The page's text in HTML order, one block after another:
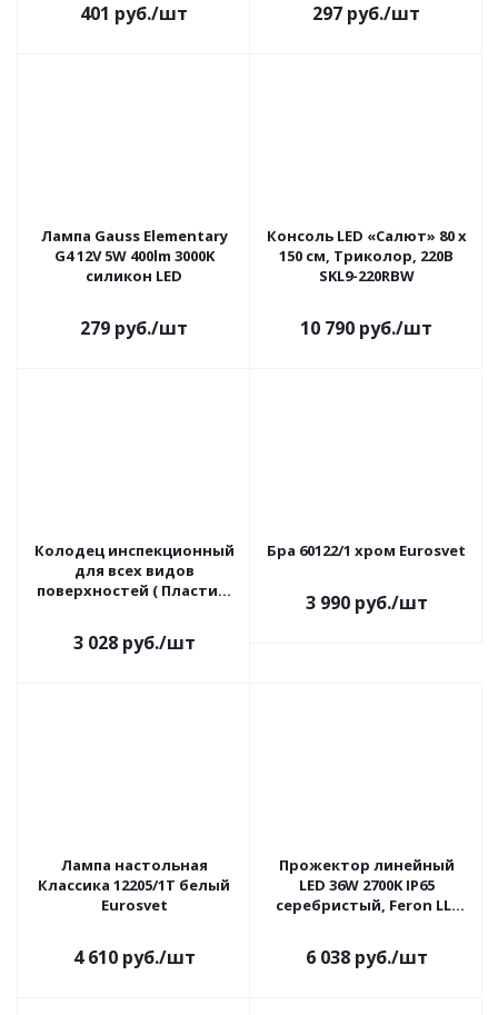
401 руб./шт 297 руб./шт
Лампа Gauss Elementary
G4 12V 5W 400lm 3000K
силикон LED
279 руб./шт
Консоль LED «Салют» 80 x
150 см, Триколор, 220В
SKL9-220RBW
10 790 руб./шт
Колодец инспекционный
для всех видов
поверхностей ( Пластик)
3 028руб./шт
Бра 60122/1 хром Eurosvet
3 990руб./шт
Лампа настольная
Классика 12205/1T белый
Eurosvet
4 610руб./шт
Прожектор линейный
LED 36W 2700K IP65
серебристый, Feron LL-
6 038руб./шт